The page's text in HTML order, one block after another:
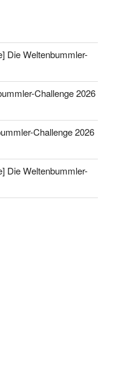
Die Weltenbummler-
Challenge 2026
Challenge 2026
Die Weltenbummler-